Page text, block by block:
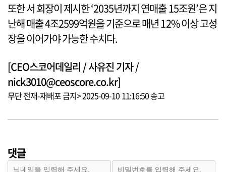
또한 서 회장이 제시한 ‘2035년까지 연매출 15조원’은 지
난해 매출 4조2599억원을 기준으로 매년 12% 이상 고성
장을 이어가야 가능한 수치다.
[CEO스코어데일리 / 사유진 기자 /
nick3010@ceoscore.co.kr]
무단 전재-재배포 금지> 2025-09-10 11:16:50 송고
댓글